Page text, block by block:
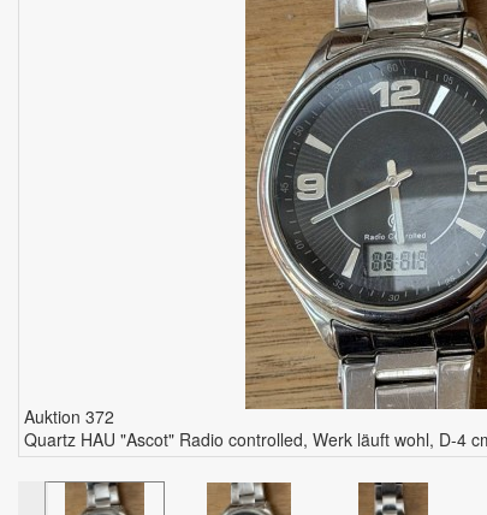
Auktion 372
Quartz HAU "Ascot" Radio controlled, Werk läuft wohl, D-4